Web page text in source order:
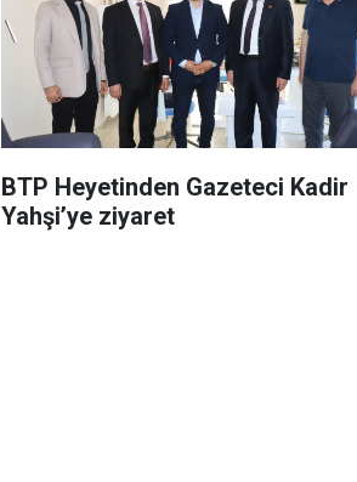
BTP Heyetinden Gazeteci Kadir
Yahşi’ye ziyaret